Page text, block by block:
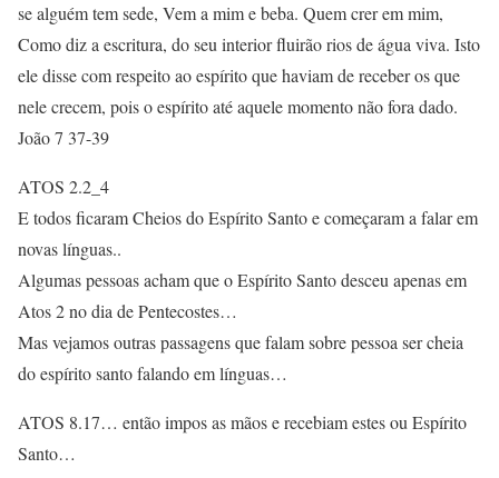
se alguém tem sede, Vem a mim e beba. Quem crer em mim,
Como diz a escritura, do seu interior fluirão rios de água viva. Isto
ele disse com respeito ao espírito que haviam de receber os que
nele crecem, pois o espírito até aquele momento não fora dado.
João 7 37-39
ATOS 2.2_4
E todos ficaram Cheios do Espírito Santo e começaram a falar em
novas línguas..
Algumas pessoas acham que o Espírito Santo desceu apenas em
Atos 2 no dia de Pentecostes…
Mas vejamos outras passagens que falam sobre pessoa ser cheia
do espírito santo falando em línguas…
ATOS 8.17… então impos as mãos e recebiam estes ou Espírito
Santo…